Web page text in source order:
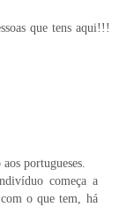
que tens aqui!!!
portugueses.
começa a
o que tem, há